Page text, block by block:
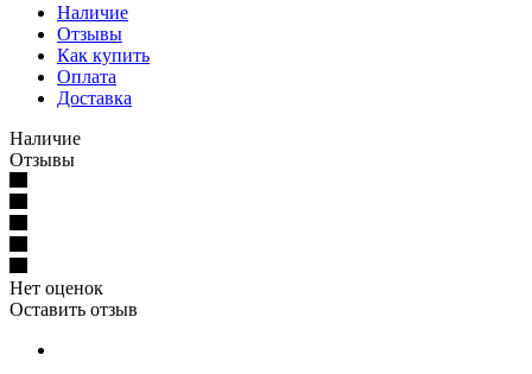
Наличие
Отзывы
Как купить
Оплата
Доставка
Наличие
Отзывы
Нет оценок
Оставить отзыв